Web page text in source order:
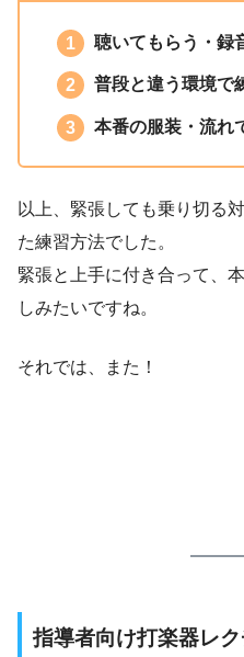
聴いてもらう・録
普段と違う環境で
本番の服装・流れ
以上、緊張しても乗り切る
た練習方法でした。
緊張と上手に付き合って、
しみたいですね。
それでは、また！
指導者向け打楽器レ